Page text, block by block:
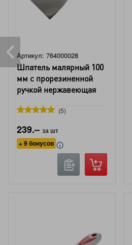
Артикул: 764000028
Шпатель малярный 100
мм с прорезиненной
ручкой нержавеющая
5
239.– за шт
+ 9 бонусов